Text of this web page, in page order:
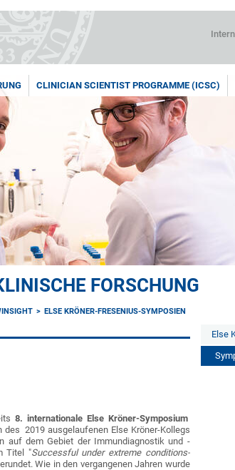
Intern
CLINICIAN SCIENTIST PROGRAMME (ICSC)
FORSCHUNG
ELSE KRÖNER-FRESENIUS-SYMPOSIEN
8. internationale Else Kröner-Symposium
des 2019 ausgelaufenen Else Kröner-Kollegs
auf dem Gebiet der Immundiagnostik und -
Titel "Successful under extreme conditions-
Wie in den vergangenen Jahren wurde
Else